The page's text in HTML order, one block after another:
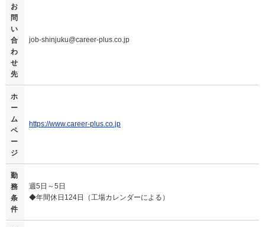
お
問
い
合
わ
せ
先
job-shinjuku@career-plus.co.jp
ホ
ー
ム
ペ
ー
ジ
https://www.career-plus.co.jp
勤
務
条
件
週5日～5日
◆年間休日124日（工場カレンダーによる）